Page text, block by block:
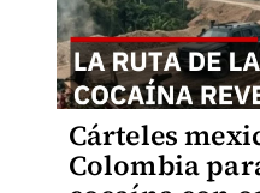
Cárteles
Colombia